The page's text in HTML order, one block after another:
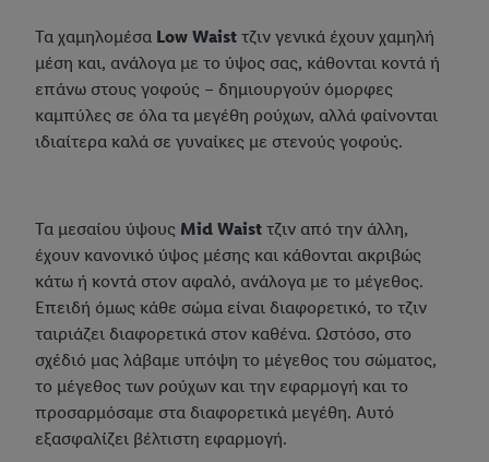
Τα χαμηλομέσα Low Waist τζιν γενικά έχουν χαμηλή
μέση και, ανάλογα με το ύψος σας, κάθονται κοντά ή
επάνω στους γοφούς – δημιουργούν όμορφες
καμπύλες σε όλα τα μεγέθη ρούχων, αλλά φαίνονται
ιδιαίτερα καλά σε γυναίκες με στενούς γοφούς.
Τα μεσαίου ύψους Mid Waist τζιν από την άλλη,
έχουν κανονικό ύψος μέσης και κάθονται ακριβώς
κάτω ή κοντά στον αφαλό, ανάλογα με το μέγεθος.
Επειδή όμως κάθε σώμα είναι διαφορετικό, το τζιν
ταιριάζει διαφορετικά στον καθένα. Ωστόσο, στο
σχέδιό μας λάβαμε υπόψη το μέγεθος του σώματος,
το μέγεθος των ρούχων και την εφαρμογή και το
προσαρμόσαμε στα διαφορετικά μεγέθη. Αυτό
εξασφαλίζει βέλτιστη εφαρμογή.